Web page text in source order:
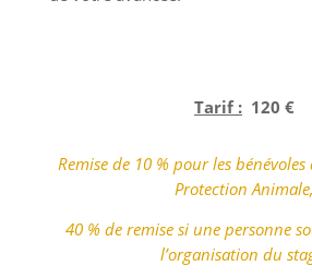
Tarif :120 €
Remise de 10 % pour les bénévoles
Protection Animale,
40 % de remise si une personne
l’organisation du